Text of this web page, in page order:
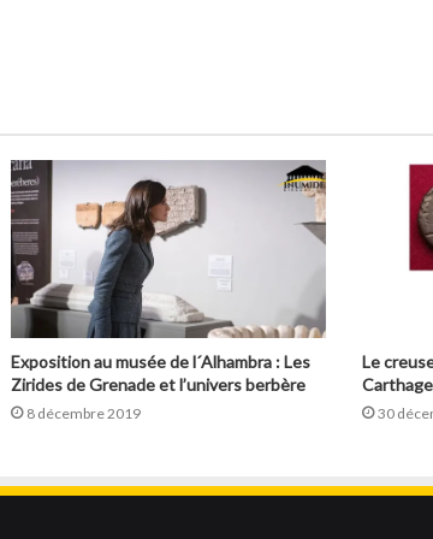
Exposition au musée de l´Alhambra : Les
Zirides de Grenade et l’univers berbère
8 décembre 2019
Le
Carthage
30